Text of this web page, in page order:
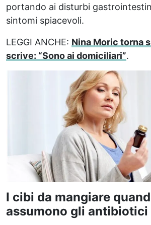
portando ai disturbi
sintomi spiacevoli.
LEGGI ANCHE: Nina Moric torna
scrive: “Sono ai domiciliari”.
I cibi da mangiare
assumono gli antibiotici